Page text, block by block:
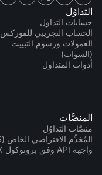
التداوُل
حسابات التداول
الحساب التجريبي للفوركس
العمولات ورسوم التبييت
(السواب)
أدوات المتداول
المنصَّات
منصَّات التداوُل
المُخدِّم الافتراضي الخاص (VPS)
واجهة API وفق بروتوكول FIX